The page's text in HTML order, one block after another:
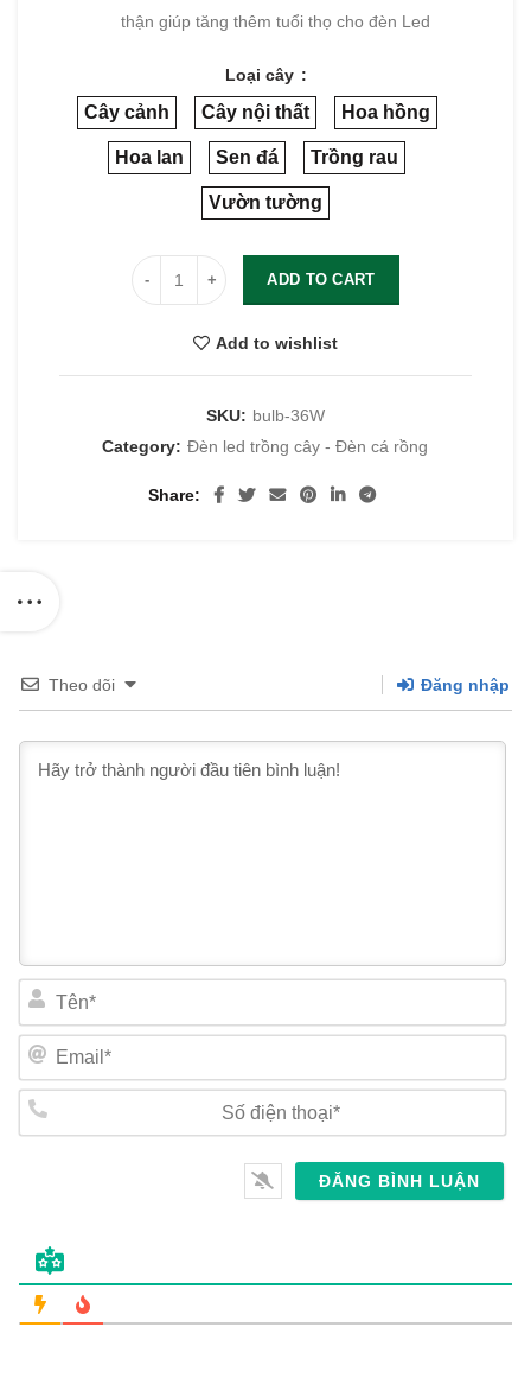
thận giúp tăng thêm tuổi thọ cho đèn Led
Loại cây
Cây cảnh Cây nội thất Hoa hồng
Hoa lan Sen đá Trồng rau
Vườn tường
ADD TO CART
Add to wishlist
SKU: bulb-36W
Category: Đèn led trồng cây - Đèn cá rồng
Share
Theo dõi Đăng nhập
Tên*
Email*